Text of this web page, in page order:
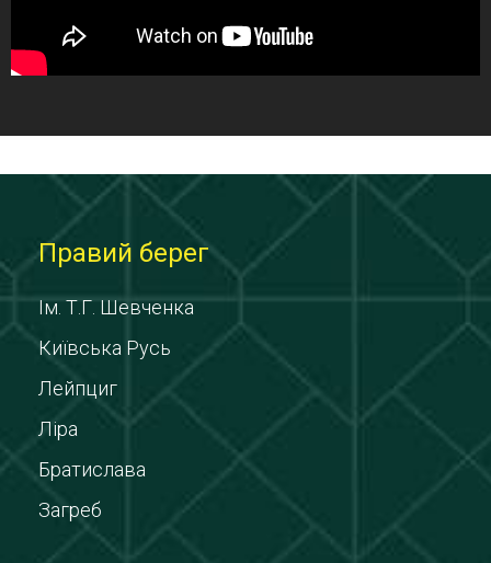
Правий берег
Ім. Т.Г. Шевченка
Київська Русь
Лейпциг
Ліра
Братислава
Загреб